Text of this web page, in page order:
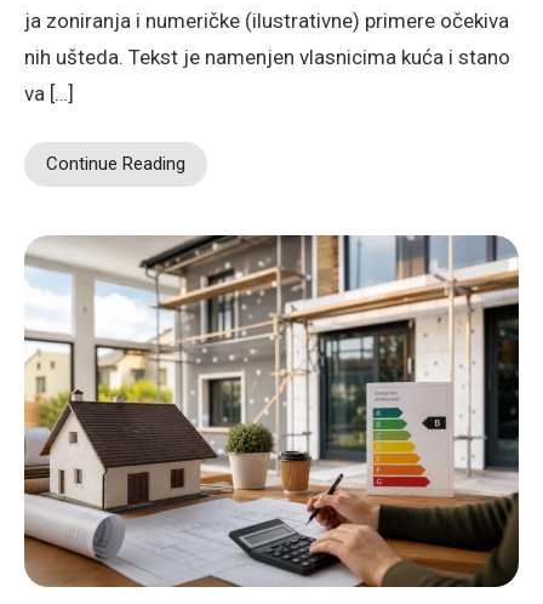
ja zoniranja i numeričke (ilustrativne) primere očekiva
nih ušteda. Tekst je namenjen vlasnicima kuća i stano
va […]
Continue Reading